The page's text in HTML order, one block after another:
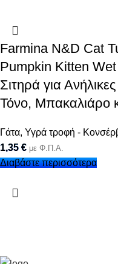
Farmina N&D Cat
Pumpkin Kitten
Σιτηρά για
Τόνο, Μπακαλιάρο
Γάτα, Υγρά τροφή -
1,35 € με Φ.Π.Α.
Διαβάστε περισσότερα